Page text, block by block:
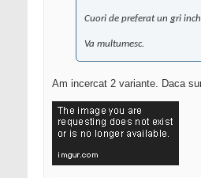
Cuori de preferat un gri
Va multumesc.
Am incercat 2 variante. Daca